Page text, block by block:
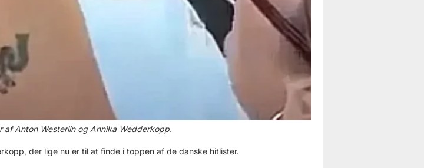
Anton Westerlin og Annika Wedderkopp.
der lige nu er til at finde i toppen af de danske hitlister.